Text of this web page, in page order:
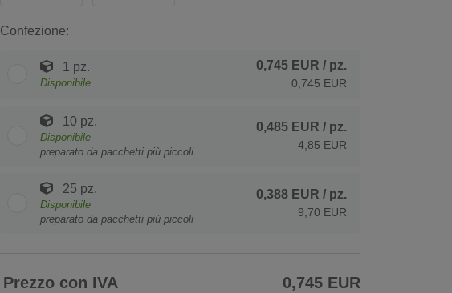
Confezione:
1 pz.
Disponibile
0,745 EUR / pz.
0,745 EUR
10 pz.
Disponibile
preparato da pacchetti più piccoli
0,485 EUR / pz.
4,85 EUR
25 pz.
Disponibile
preparato da pacchetti più piccoli
0,388 EUR / pz.
9,70 EUR
Prezzo con IVA 0,745 EUR